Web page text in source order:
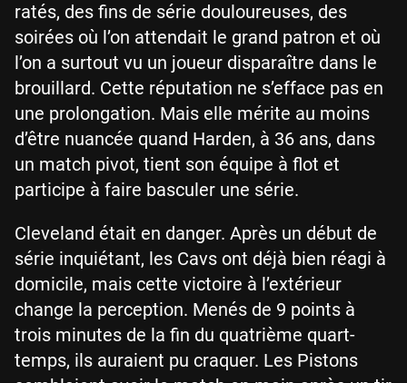
ratés, des fins de série douloureuses, des
soirées où l’on attendait le grand patron et où
l’on a surtout vu un joueur disparaître dans le
brouillard. Cette réputation ne s’efface pas en
une prolongation. Mais elle mérite au moins
d’être nuancée quand Harden, à 36 ans, dans
un match pivot, tient son équipe à flot et
participe à faire basculer une série.
Cleveland était en danger. Après un début de
série inquiétant, les Cavs ont déjà bien réagi à
domicile, mais cette victoire à l’extérieur
change la perception. Menés de 9 points à
trois minutes de la fin du quatrième quart-
temps, ils auraient pu craquer. Les Pistons